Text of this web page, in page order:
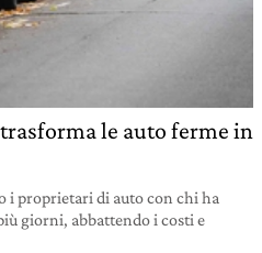
le auto ferme in
i proprietari di auto con chi ha
giorni, abbattendo i costi e